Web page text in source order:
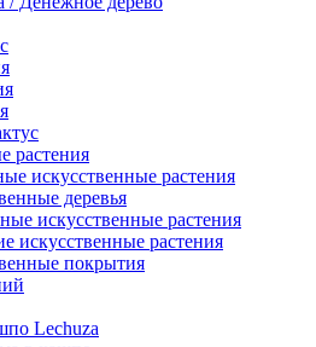
растения
искусственные растения
деревья
искусственные растения
искусственные растения
покрытия
Lechuza